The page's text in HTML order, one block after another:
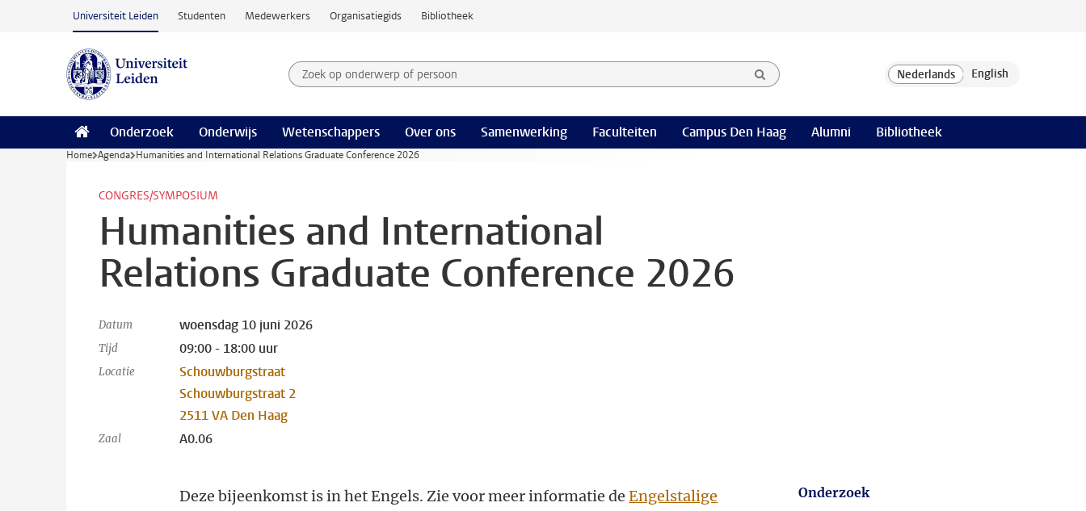
Ga naar hoofdinhoud
Universiteit Leiden Studenten Medewerkers Organisatiegids Bibliotheek
Zoek op onderwerp of persoon en selecteer categorie
Zoekterm
Onderzoek Onderwijs Wetenschappers Over ons Samenwerking Faculteiten Campus Den Haag Alumni Bibliotheek
Home Agenda Humanities and International Relations Graduate Conference 2026
CONGRES/SYMPOSIUM
Humanities and International
Relations Graduate Conference 2026
Datum woensdag 10 juni 2026
Tijd 09:00 - 18:00 uur
Locatie
Schouwburgstraat
Schouwburgstraat 2
2511 VA Den Haag
Zaal A0.06
Deze bijeenkomst is in het Engels. Zie voor meer informatie deEngelstalige
Onderzoek